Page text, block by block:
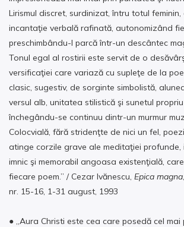
Lirismul discret, surdinizat, întru totul
incantaţie verbală rafinată, autonomizând
preschimbându-l parcă într-un descântec
Tonul egal al rostirii este servit de o
versificaţiei care variază cu supleţe de la
clasic, sugestiv, de sorginte simbolistă,
versul alb, unitatea stilistică şi sunetul
închegându-se continuu dintr-un murmur
Colocvială, fără stridenţte de nici un fel,
atinge corzile grave ale meditaţiei profunde,
imnic şi memorabil angoasa existenţială,
fiecare poem.” / Cezar Ivănescu, Epica magna,
nr. 15-16, 1-31 august, 1993
● „Aura Christi este cea care posedă cel mai